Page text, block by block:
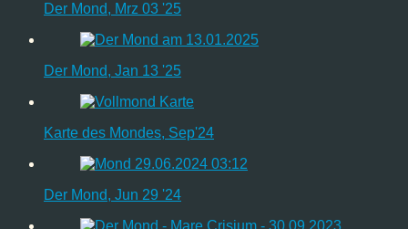
Der Mond, Mrz 03 '25
Der Mond, Jan 13 '25
Karte des Mondes, Sep'24
Der Mond, Jun 29 '24